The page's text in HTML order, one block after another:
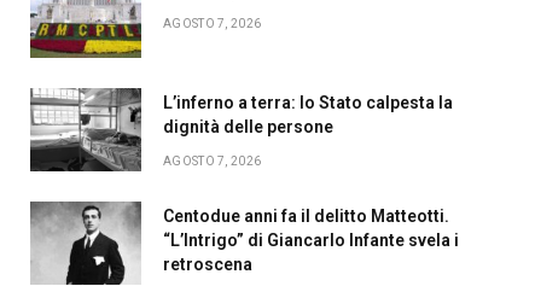
AGOSTO 7, 2026
L’inferno a terra: lo Stato calpesta la
dignità delle persone
AGOSTO 7, 2026
Centodue anni fa il delitto Matteotti.
“L’Intrigo” di Giancarlo Infante svela i
retroscena